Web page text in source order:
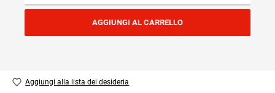
AGGIUNGI AL CARRELLO
Aggiungi alla lista dei desideria